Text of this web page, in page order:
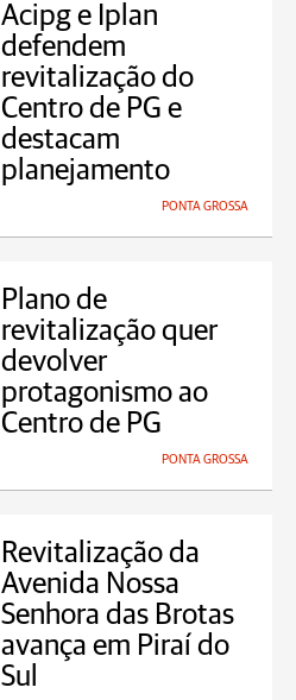
Acipg e Iplan
defendem
revitalização do
Centro de PG e
destacam
planejamento
PONTA GROSSA
Plano de
revitalização quer
devolver
protagonismo ao
Centro de PG
PONTA GROSSA
Revitalização da
Avenida Nossa
Senhora das Brotas
avança em Piraí do
Sul